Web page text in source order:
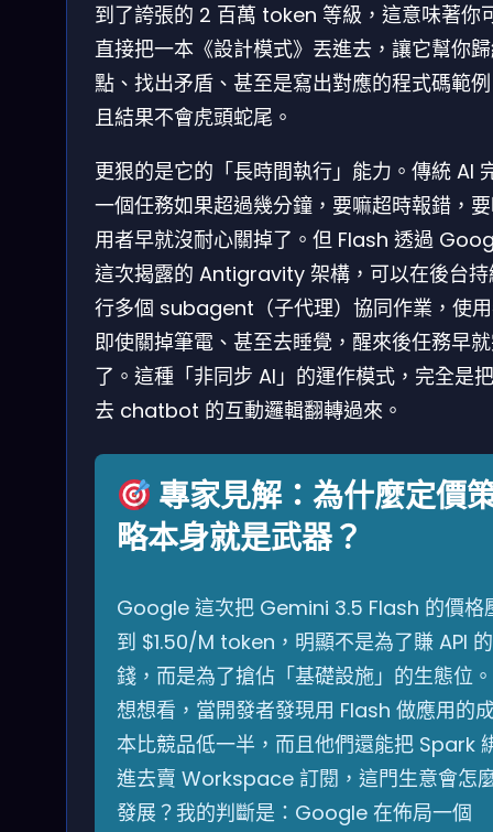
到了誇張的 2 百萬 token 等級，這意味著你
直接把一本《設計模式》丟進去，讓它幫你
點、找出矛盾、甚至是寫出對應的程式碼範
且結果不會虎頭蛇尾。
更狠的是它的「長時間執行」能力。傳統 AI
一個任務如果超過幾分鐘，要嘛超時報錯，
用者早就沒耐心關掉了。但 Flash 透過
這次揭露的 Antigravity 架構，可以在後台持
行多個 subagent（子代理）協同作業，使
即使關掉筆電、甚至去睡覺，醒來後任務早
了。這種「非同步 AI」的運作模式，完全是
去 chatbot 的互動邏輯翻轉過來。
專家見解：為什麼定價
略本身就是武器？
Google 這次把 Gemini 3.5 Flash 的價格
到 $1.50/M token，明顯不是為了賺 API 的
錢，而是為了搶佔「基礎設施」的生態位。
想想看，當開發者發現用 Flash 做應用的
本比競品低一半，而且他們還能把 Spark
進去賣 Workspace 訂閱，這門生意會怎
發展？我的判斷是：Google 在佈局一個